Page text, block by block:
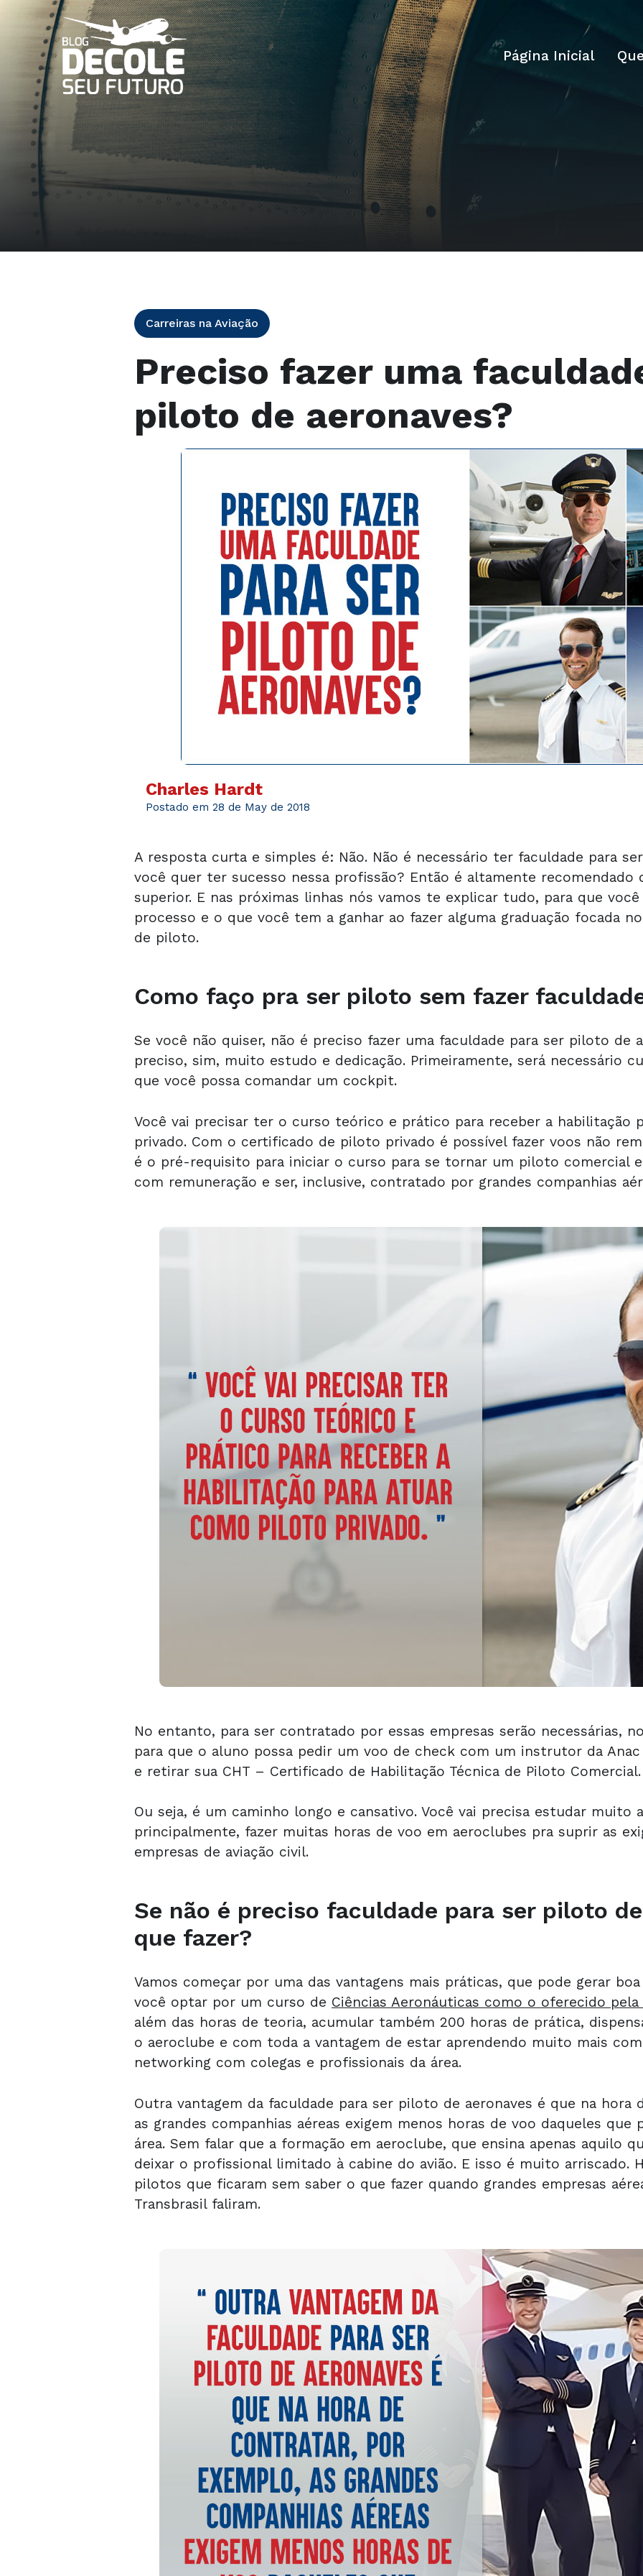
Página Inicial
Carreiras na Aviação
Preciso fazer uma
piloto de aeronaves?
Charles Hardt
Postado em 28 de May de 2018
A resposta curta e simples é: Não. Não é necessário ter faculdade para
você quer ter sucesso nessa profissão? Então é altamente recomendado
superior. E nas próximas linhas nós vamos te explicar tudo, para que
processo e o que você tem a ganhar ao fazer alguma graduação focada
de piloto.
Como faço pra ser piloto sem fazer
Se você não quiser, não é preciso fazer uma faculdade para ser piloto de
preciso, sim, muito estudo e dedicação. Primeiramente, será necessário
que você possa comandar um cockpit.
Você vai precisar ter o curso teórico e prático para receber a habilitação
privado. Com o certificado de piloto privado é possível fazer voos não
é o pré-requisito para iniciar o curso para se tornar um piloto comercial
com remuneração e ser, inclusive, contratado por grandes companhias
No entanto, para ser contratado por essas empresas serão necessárias,
para que o aluno possa pedir um voo de check com um instrutor da
e retirar sua CHT – Certificado de Habilitação Técnica de Piloto Comercial.
Ou seja, é um caminho longo e cansativo. Você vai precisa estudar muito
principalmente, fazer muitas horas de voo em aeroclubes pra suprir as
empresas de aviação civil.
Se não é preciso faculdade para ser piloto
que fazer?
Vamos começar por uma das vantagens mais práticas, que pode gerar
você optar por um curso de Ciências Aeronáuticas como o oferecido pela
além das horas de teoria, acumular também 200 horas de prática,
o aeroclube e com toda a vantagem de estar aprendendo muito mais
networking com colegas e profissionais da área.
Outra vantagem da faculdade para ser piloto de aeronaves é que na hora
as grandes companhias aéreas exigem menos horas de voo daqueles que
área. Sem falar que a formação em aeroclube, que ensina apenas aquilo
deixar o profissional limitado à cabine do avião. E isso é muito arriscado.
pilotos que ficaram sem saber o que fazer quando grandes empresas
Transbrasil faliram.